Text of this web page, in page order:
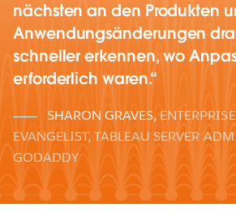
nächsten an den Produkten
Anwendungsänderungen
schneller erkennen, wo
erforderlich waren.
SHARON GRAVES,
EVANGELIST, TABLEAU SERVER
GODADDY